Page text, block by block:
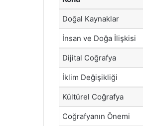
Doğal Kaynaklar
İnsan ve Doğa İlişkisi
Dijital Coğrafya
İklim Değişikliği
Kültürel Coğrafya
Coğrafyanın Önemi